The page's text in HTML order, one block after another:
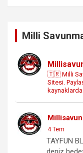
Milli
🇹🇷 Milli
Sitesi.
4 Tem
TAYFUN